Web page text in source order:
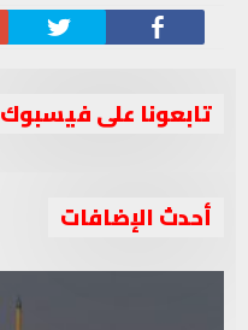
تابعونا على فيسبوك
أحدث الإضافات